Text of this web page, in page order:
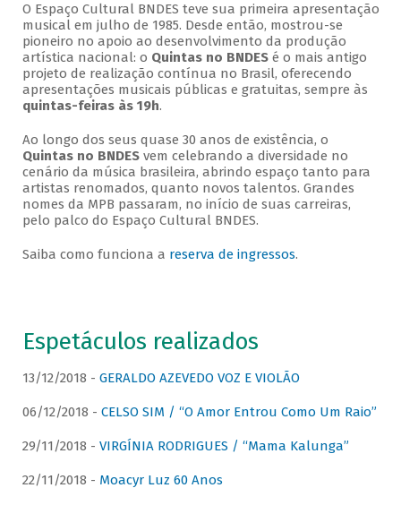
O Espaço Cultural BNDES teve sua primeira apresentação
musical em julho de 1985. Desde então, mostrou-se
pioneiro no apoio ao desenvolvimento da produção
artística nacional: o Quintas no BNDESé o mais antigo
projeto de realização contínua no Brasil, oferecendo
apresentações musicais públicas e gratuitas, sempre às
quintas-feiras às 19h.
Ao longo dos seus quase 30 anos de existência, o
Quintas no BNDESvem celebrando a diversidade no
cenário da música brasileira, abrindo espaço tanto para
artistas renomados, quanto novos talentos. Grandes
nomes da MPB passaram, no início de suas carreiras,
pelo palco do Espaço Cultural BNDES.
Saiba como funciona a reserva de ingressos.
Espetáculos realizados
13/12/2018 - GERALDO AZEVEDO VOZ E VIOLÃO
06/12/2018 - CELSO SIM / “O Amor Entrou Como Um Raio”
29/11/2018 - VIRGÍNIA RODRIGUES / “Mama Kalunga”
22/11/2018 - Moacyr Luz 60 Anos